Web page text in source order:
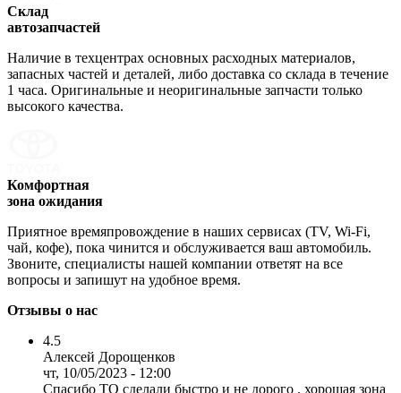
Склад
автозапчастей
Наличие в техцентрах основных расходных материалов,
запасных частей и деталей, либо доставка со склада в течение
1 часа. Оригинальные и неоригинальные запчасти только
высокого качества.
Комфортная
зона ожидания
Приятное времяпровождение в наших сервисах (TV, Wi-Fi,
чай, кофе), пока чинится и обслуживается ваш автомобиль.
Звоните, специалисты нашей компании ответят на все
вопросы и запишут на удобное время.
Отзывы о нас
4.5
Алексей Дорощенков
чт, 10/05/2023 - 12:00
Спасибо ТО сделали быстро и не дорого , хорошая зона